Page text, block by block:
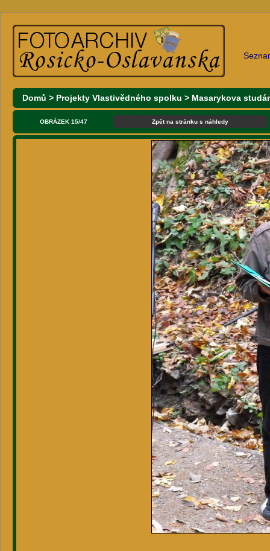
Domů > Projekty Vlastivědného spolku > Masarykova
OBRÁZEK 15/47 Zpět na stránku s náhledy